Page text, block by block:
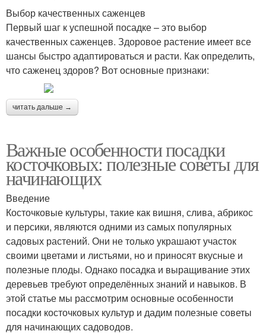
Выбор качественных саженцев
Первый шаг к успешной посадке – это выбор
качественных саженцев. Здоровое растение имеет все
шансы быстро адаптироваться и расти. Как определить,
что саженец здоров? Вот основные признаки:
читать дальше →
Важные особенности посадки
косточковых: полезные советы для
начинающих
Введение
Косточковые культуры, такие как вишня, слива, абрикос
и персики, являются одними из самых популярных
садовых растений. Они не только украшают участок
своими цветами и листьями, но и приносят вкусные и
полезные плоды. Однако посадка и выращивание этих
деревьев требуют определённых знаний и навыков. В
этой статье мы рассмотрим основные особенности
посадки косточковых культур и дадим полезные советы
для начинающих садоводов.